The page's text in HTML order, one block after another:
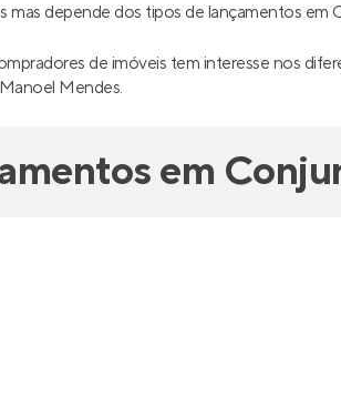
mas depende dos tipos de lançamentos
de imóveis tem interesse nos
Mendes.
em